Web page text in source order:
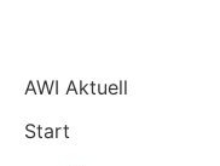
AWI Aktuell
Start